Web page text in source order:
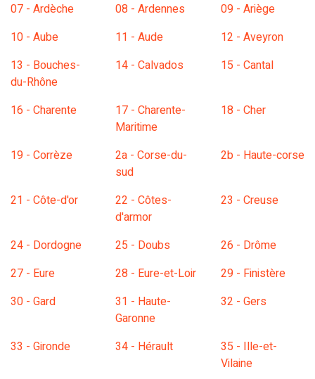
07 - Ardèche
08 - Ardennes
09 - Ariège
10 - Aube
11 - Aude
12 - Aveyron
13 - Bouches-
du-Rhône
14 - Calvados 15 - Cantal
16 - Charente
17 - Charente-
Maritime
18 - Cher
19 - Corrèze
2a - Corse-du-
sud
2b - Haute-corse
21 - Côte-d'or
22 - Côtes-
d'armor
23 - Creuse
24 - Dordogne 25 - Doubs
26 - Drôme
27 - Eure
28 - Eure-et-Loir
29 - Finistère
30 - Gard
31 - Haute-
Garonne
32 - Gers
33 - Gironde 34 - Hérault
35 - Ille-et-
Vilaine